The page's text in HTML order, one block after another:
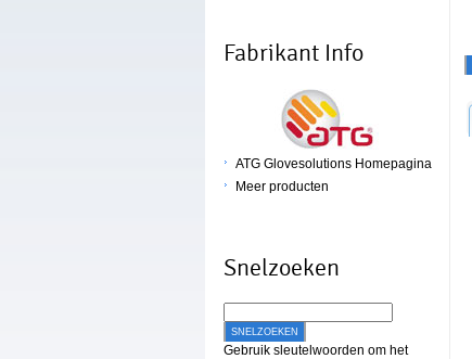
Fabrikant Info
ATG Glovesolutions Homepagina
Meer producten
Snelzoeken
SNELZOEKEN
Gebruik sleutelwoorden om het